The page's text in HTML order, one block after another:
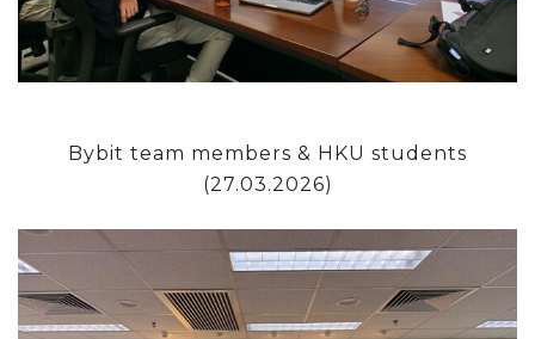
Bybit team members & HKU students
(27.03.2026)